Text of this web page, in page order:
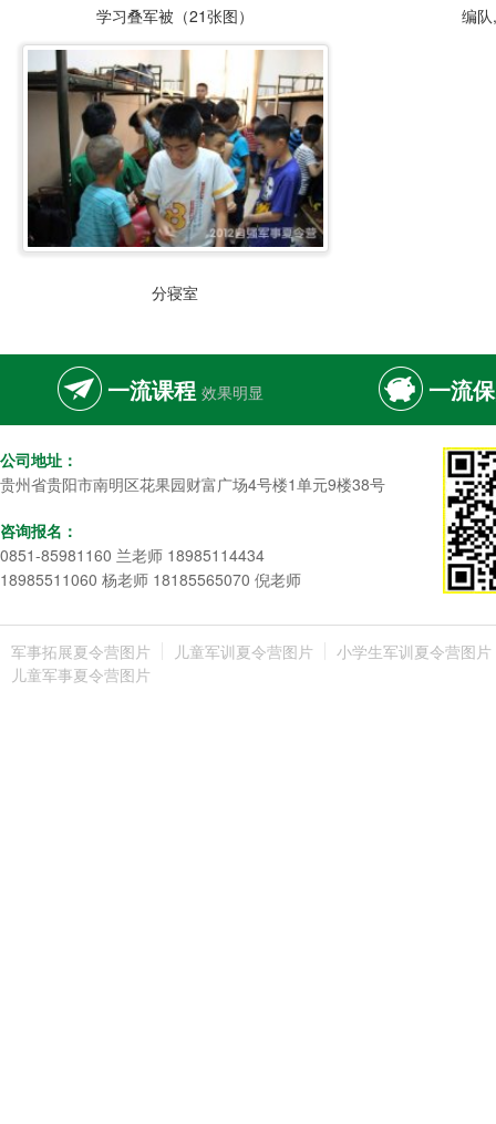
学习叠军被（21张图） 编
分寝室
一流课程 效果明显 一流
公司地址：
贵州省贵阳市南明区花果园财富广场4号楼1单元9楼38号
咨询报名：
0851-85981160 兰老师 18985114434
18985511060 杨老师 18185565070 倪老师
军事拓展夏令营图片 儿童军训夏令营图片
小学生军训夏令营图片
儿童军事夏令营图片